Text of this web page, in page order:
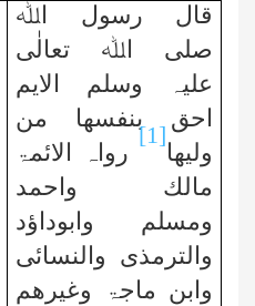
قال رسول اﷲ
صلی اﷲ تعالٰی
علیہ وسلم الایم
احق بنفسھا من
ولیھا
[1]
رواہ الائمۃ
مالك واحمد
ومسلم وابوداؤد
والترمذی والنسائی
وابن ماجۃ وغیرھم